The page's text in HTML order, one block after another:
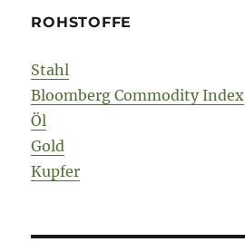
ROHSTOFFE
Stahl
Bloomberg Commodity Index
Öl
Gold
Kupfer